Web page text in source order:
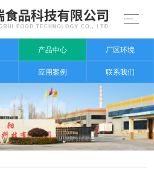
产品中心 厂区环境
应用案例 联系我们